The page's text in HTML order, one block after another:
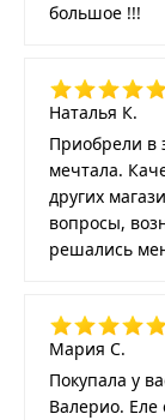
большое !!!
Наталья К.
Приобрели в
мечтала.
других
вопросы,
решались
Мария С.
Покупала у
Валерио. Еле